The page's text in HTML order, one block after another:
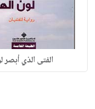
الفتى الذي أبصر